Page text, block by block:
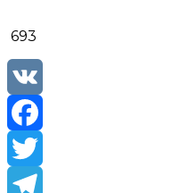
693
VK
Facebook
Twitter